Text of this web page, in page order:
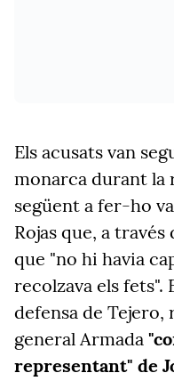
Els acusats van
monarca durant la
següent a fer-ho
Rojas que, a través
que "no hi havia
recolzava els fets".
defensa de
general Armada
representant" de